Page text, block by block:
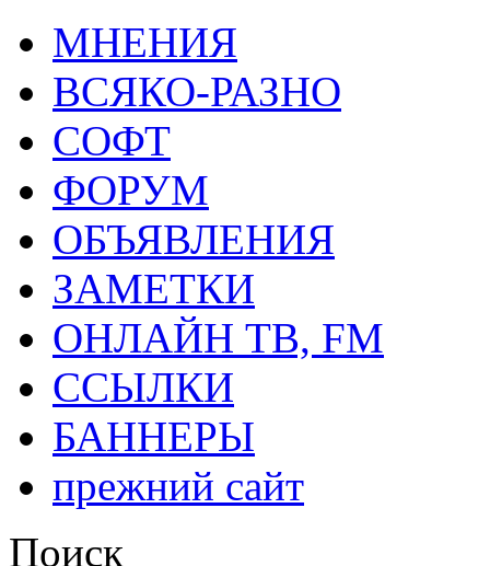
МНЕНИЯ
ВСЯКО-РАЗНО
СОФТ
ФОРУМ
ОБЪЯВЛЕНИЯ
ЗАМЕТКИ
ОНЛАЙН ТВ, FM
ССЫЛКИ
БАННЕРЫ
прежний сайт
Поиск